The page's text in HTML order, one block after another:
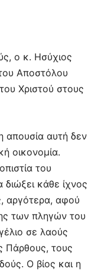
ο κ. Ησύχιος
Αποστόλου
Χριστού στους
αυτή δεν
οικονομία.
του
κάθε ίχνος
αργότερα, αφού
των πληγών του
σε λαούς
Πάρθους, τους
Ο βίος και η